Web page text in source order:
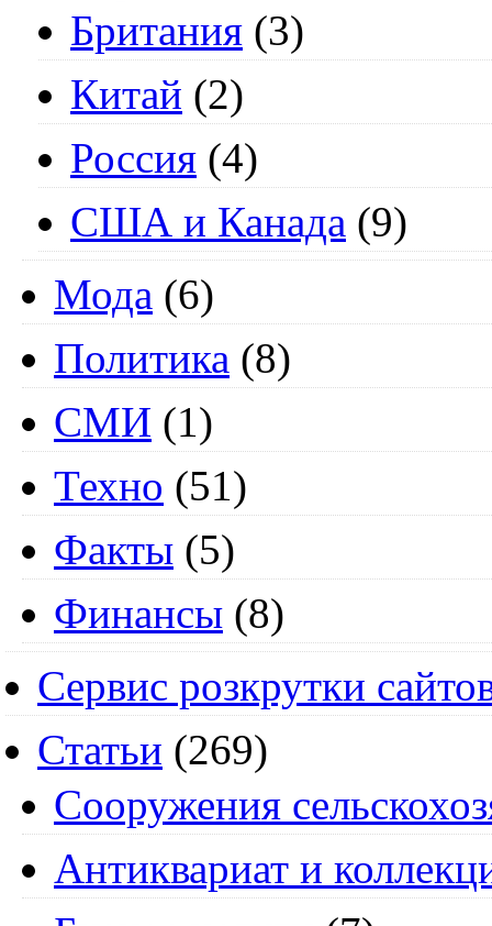
Британия (3)
Китай (2)
Россия (4)
США и Канада (9)
Мода (6)
Политика (8)
СМИ (1)
Техно (51)
Факты (5)
Финансы (8)
Сервис розкрутки
Статьи (269)
Cооружения
Антиквариат и